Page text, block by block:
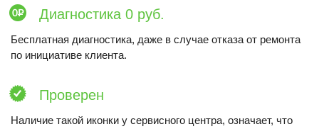
Диагностика 0 руб.
Бесплатная диагностика, даже в случае отказа от ремонта
по инициативе клиента.
Проверен
Наличие такой иконки у сервисного центра, означает, что